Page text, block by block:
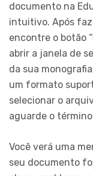
documento na
intuitivo. Após
encontre o botão
abrir a janela de
da sua
um formato
selecionar o
aguarde o
Você verá uma
seu documento